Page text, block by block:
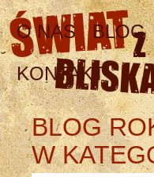
O NAS BLOG
KONTAKT
BLOG
W